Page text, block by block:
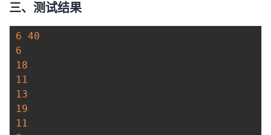
三、测试结果
6 40
6
18
11
13
19
11